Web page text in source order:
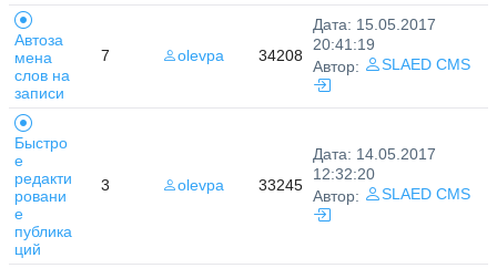
Автоза
мена
слов на
записи
7 olevpa 34208
Дата: 15.05.2017
20:41:19
Автор:
SLAED CMS
Быстро
е
редакти
ровани
е
публика
ций
3 olevpa 33245
Дата: 14.05.2017
12:32:20
Автор:
SLAED CMS